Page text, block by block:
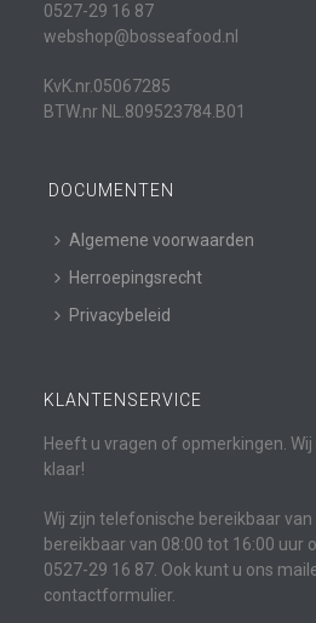
0527-29 16 87
webshop@bosseafood.nl
KvK.nr.05067285
BTW.nr NL.809523784.B01
DOCUMENTEN
Algemene voorwaarden
Herroepingsrecht
Privacybeleid
KLANTENSERVICE
Heeft u vragen of opmerkingen.
klaar!
Wij zijn telefonische bereikbaar
bereikbaar van 08:00 tot 16:00 uur
0527-29 16 87. Ook kunt u ons
contactformulier.